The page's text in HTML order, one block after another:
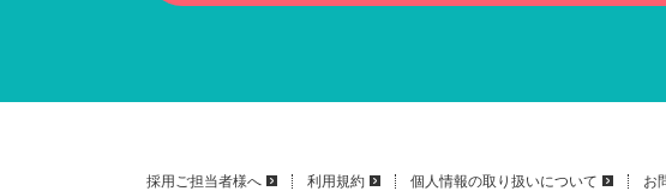
採用ご担当者様へ 利用規約 個人情報の取り扱いについて お